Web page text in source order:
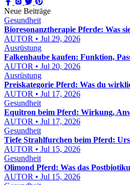
Neue Beiträge
Gesundheit
Bioresonanztherapie Pferde: Was
AUTOR • Jul 29, 2026
Ausrüstung
Falkenhaube kaufen: Funktion,
AUTOR • Jul 20, 2026
Ausrüstung
Preiskategorie Pferd: Was du
AUTOR • Jul 17, 2026
Gesundheit
Equitron beim Pferd: Wirkung,
AUTOR • Jul 17, 2026
Gesundheit
Tiefe Strahlfurchen beim Pferd:
AUTOR • Jul 15, 2026
Gesundheit
Olimond Pferd: Was das
AUTOR • Jul 15, 2026